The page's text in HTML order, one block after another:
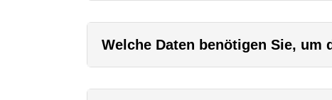
Welche Daten benötigen Sie,